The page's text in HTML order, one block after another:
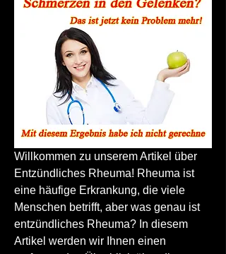
Willkommen zu unserem Artikel über
Entzündliches Rheuma! Rheuma ist
eine häufige Erkrankung, die viele
Menschen betrifft, aber was genau ist
entzündliches Rheuma? In diesem
Artikel werden wir Ihnen einen